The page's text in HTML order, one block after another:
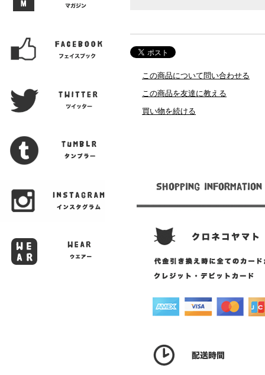
この商品について問い合わせる
この商品を友達に教える
買い物を続ける